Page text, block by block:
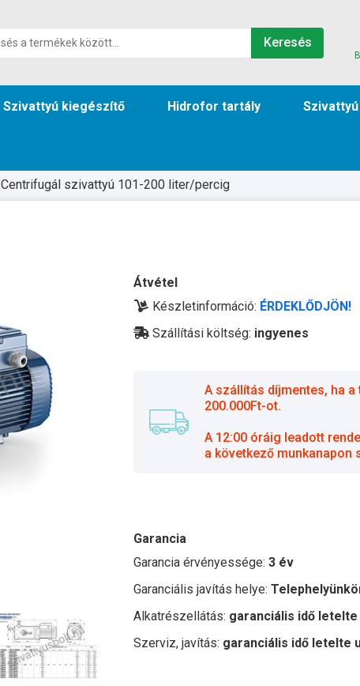
Keresés
Szivattyú kiegészítő Hidrofor tartály
Centrifugál szivattyú 101-200 liter/percig
Átvétel
Készletinformáció: ÉRDEKLŐDJÖN!
Szállítási költség: ingyenes
A szállítás díjmentes, ha
200.000Ft-ot.
A 12:00 óráig leadott
a következő munkanapon
Garancia
Garancia érvényessége: 3 év
Garanciális javítás helye:
Alkatrészellátás: garanciális idő letelte
Szerviz, javítás: garanciális idő letelte